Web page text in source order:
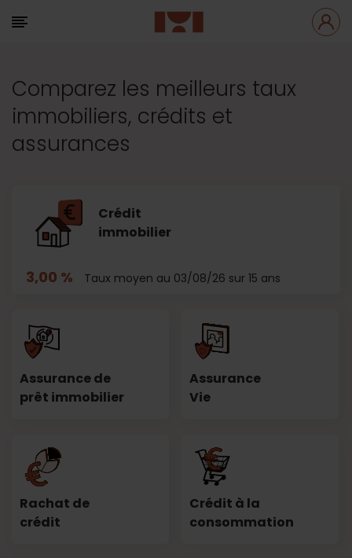
Comparez les meilleurs taux
immobiliers, crédits et
assurances
Crédit
immobilier
3,00 % Taux moyen au 03/08/26 sur 15 ans
Assurance de
prêt immobilier
Assurance
Vie
Rachat de
crédit
Crédit à la
consommation